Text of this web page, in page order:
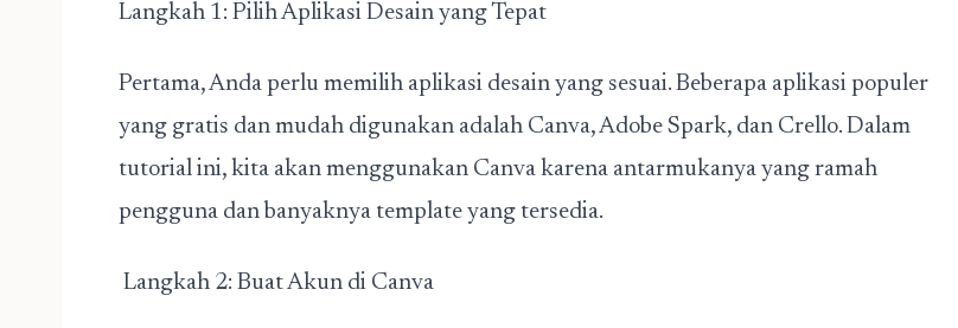
Langkah 1: Pilih Aplikasi Desain yang Tepat
Pertama, Anda perlu memilih aplikasi desain yang sesuai. Beberapa aplikasi populer
yang gratis dan mudah digunakan adalah Canva, Adobe Spark, dan Crello. Dalam
tutorial ini, kita akan menggunakan Canva karena antarmukanya yang ramah
pengguna dan banyaknya template yang tersedia.
Langkah 2: Buat Akun di Canva